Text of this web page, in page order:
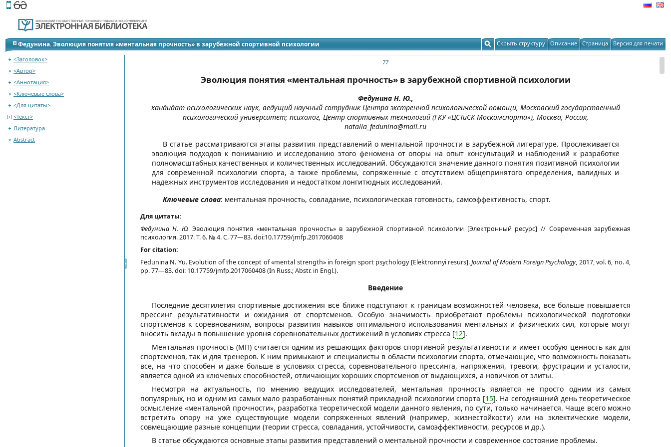
Этот сайт поддерживает
Федунина. Эволюция понятия «ментальная прочность» в зарубежной спортивной психологии Скрыть структуру Описание Страница Версия для печати
<Заголовок>
<Автор>
<Аннотация>
<Ключевые слова>
<Для цитаты>
<Текст>
Литература
Abstract
Перейти на оглавление журнала
77
Эволюция понятия «ментальная прочность» в зарубежной спортивной психологии
Федунина Н. Ю.,
кандидат психологических наук, ведущий научный сотрудник Центра экстренной психологической помощи, Московский государственный
психологический университет; психолог, Центр спортивных технологий (ГКУ «ЦСТиСК Москомспорта»), Москва, Россия,
natalia_fedunina@mail.ru
В статье рассматриваются этапы развития представлений о ментальной прочности в зарубежной литературе. Прослеживается
эволюция подходов к пониманию и исследованию этого феномена от опоры на опыт консультаций и наблюдений к разработке
полномасштабных качественных и количественных исследований. Обсуждаются значение данного понятия позитивной психологии
для современной психологии спорта, а также проблемы, сопряженные с отсутствием общепринятого определения, валидных и
надежных инструментов исследования и недостатком лонгитюдных исследований.
Ключевые слова: ментальная прочность, совладание, психологическая готовность, самоэффективность, спорт.
Для цитаты:
Федунина Н. Ю. Эволюция понятия «ментальная прочность» в зарубежной спортивной психологии [Электронный ресурс] // Современная зарубежная
психология. 2017. Т. 6. № 4. С. 77—83. doi:10.17759/jmfp.2017060408
For citation:
Fedunina N. Yu. Evolution of the concept of «mental strength» in foreign sport psychology [Elektronnyi resurs].Journal of Modern Foreign Psychology, 2017, vol. 6, no. 4,
pp. 77—83. doi: 10.17759/jmfp.2017060408 (In Russ.; Abstr. in Engl.).
Введение
Последние десятилетия спортивные достижения все ближе подступают к границам возможностей человека, все больше повышается
прессинг результативности и ожидания от спортсменов. Особую значимость приобретают проблемы психологической подготовки
спортсменов к соревнованиям, вопросы развития навыков оптимального использования ментальных и физических сил, которые могут
вносить вклады в повышение уровня соревновательных достижений в условиях стресса [12].
Ментальная прочность (МП) считается одним из решающих факторов спортивной результативности и имеет особую ценность как для
спортсменов, так и для тренеров. К ним примыкают и специалисты в области психологии спорта, отмечающие, что возможность показать
все, на что способен и даже больше в условиях стресса, соревновательного прессинга, напряжения, тревоги, фрустрации и усталости,
является одной из ключевых способностей, отличающих хороших спортсменов от выдающихся, а новичков от элиты.
Несмотря на актуальность, по мнению ведущих исследователей, ментальная прочность является не просто одним из самых
популярных, но и одним из самых мало разработанных понятий прикладной психологии спорта [15]. На сегодняшний день теоретическое
осмысление «ментальной прочности», разработка теоретической модели данного явления, по сути, только начинается. Чаще всего можно
встретить опору на уже существующие модели сопряженных явлений (например, жизнестойкости) или на эклектические модели,
совмещающие разные концепции (теории стресса, совладания, устойчивости, самоэффективности, ресурсов и др.).
В статье обсуждаются основные этапы развития представлений о ментальной прочности и современное состояние проблемы.